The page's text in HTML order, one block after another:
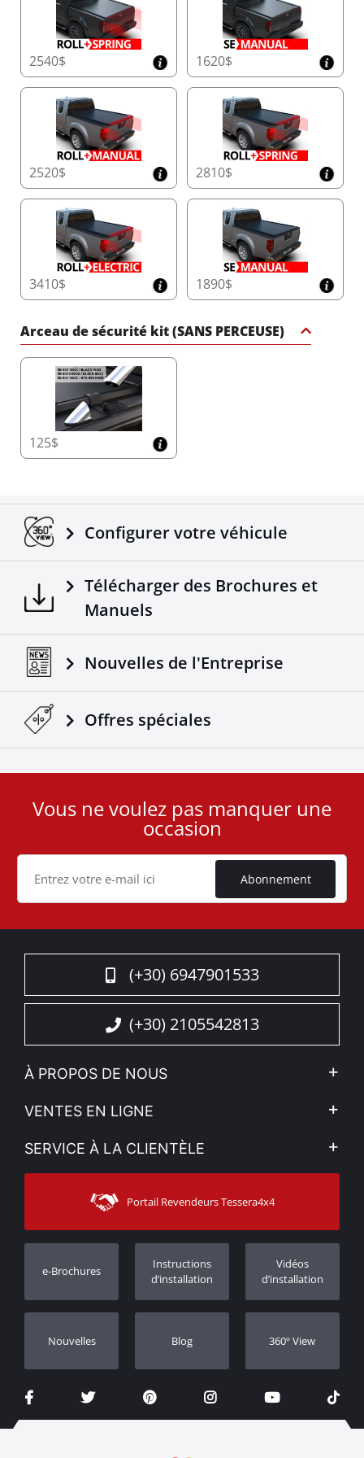
Tessera4x4, réputée pour ses accessoires 4x4
premium, durables et robustes.
Transformez votre camion avec la barre de roll sport
Tessera4x4 – une déclaration de force, sécurité et
sophistication pour votre 4x4.
2540$ 1620$
2520$ 2810$
3410$ 1890$
Arceau de sécurité kit (SANS PERCEUSE)
125$
Configurer votre véhicule
Télécharger des Brochures et
Manuels
Nouvelles de l'Entreprise
Offres spéciales
User
Cookie
Vous ne voulez pas manquer une
occasion
Abonnement
(+30) 6947901533
(+30) 2105542813
À PROPOS DE NOUS
L'entreprise
Voir nos actualités
Sitemap
VENTES EN LIGNE
Mon compte
Moyens d’expédition
SERVICE À LA CLIENTÈLE
Contacter
Assistance aux clients
Suivi des commandes
Concessionnaires
Portail Revendeurs Tessera4x4
e-Brochures
Instructions
d’installation
Vidéos
d’installation
Nouvelles Blog 360º View